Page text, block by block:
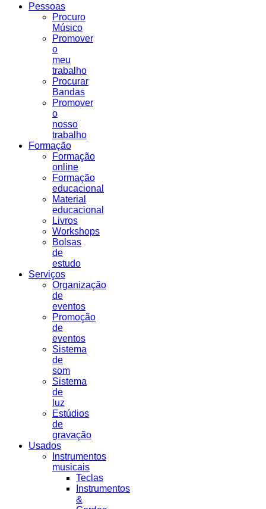
Pessoas
Procuro
Músico
Promover
o
meu
trabalho
Procurar
Bandas
Promover
o
nosso
trabalho
Formação
Formação
online
Formação
educacional
Material
educacional
Livros
Workshops
Bolsas
de
estudo
Serviços
Organização
de
eventos
Promoção
de
eventos
Sistema
de
som
Sistema
de
luz
Estúdios
de
gravação
Usados
Instrumentos
musicais
Teclas
Instrumentos
&